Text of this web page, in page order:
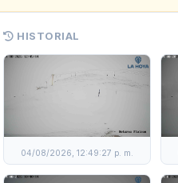
HISTORIAL
04/08/2026, 12:49:27 p. m.